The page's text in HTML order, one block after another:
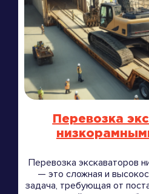
Перевозка
Перевозка экскаваторов
— это сложная и
задача, требующая от